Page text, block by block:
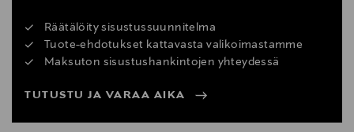
Räätälöity sisustussuunnitelma
Tuote-ehdotukset kattavasta valikoimastamme
Maksuton sisustushankintojen yhteydessä
TUTUSTU JA VARAA AIKA